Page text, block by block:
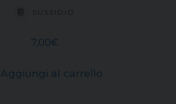
SUSSIDIO
7,00€
Aggiungi al carrello